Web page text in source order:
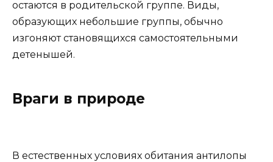
остаются в родительской группе. Виды,
образующих небольшие группы, обычно
изгоняют становящихся самостоятельными
детенышей.
Враги в природе
В естественных условиях обитания антилопы